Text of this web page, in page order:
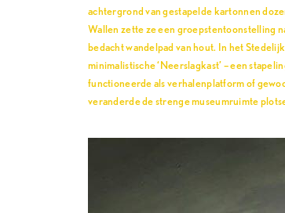
achtergrond van gestapelde kartonnen
Wallen zette ze een groepstentoonstelling
bedacht wandelpad van hout. In het
minimalistische ‘Neerslagkast’ – een
functioneerde als verhalenplatform of
veranderde de strenge museumruimte